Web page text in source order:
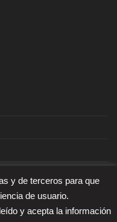
y de terceros para que
de usuario.
y acepta la información